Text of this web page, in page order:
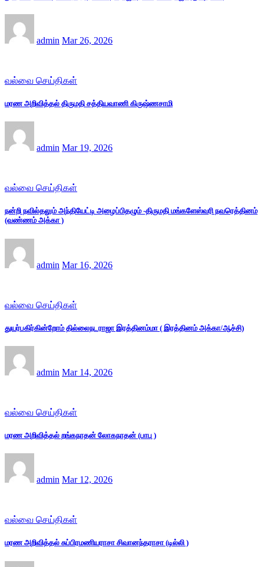
admin Mar 26, 2026
வல்வை செய்திகள்
மரண அறிவித்தல் திருமதி சத்தியவாணி கிருஷ்ணசாமி
admin Mar 19, 2026
வல்வை செய்திகள்
நன்றி நவில்தலும் அந்தியேட்டி அழைப்பிதழும் -திருமதி மங்களேஸ்வரி நவரெத்தினம்
(வண்ணம் அக்கா )
admin Mar 16, 2026
வல்வை செய்திகள்
துயர்பகிர்கின்றோம் தில்லைநடராஜா இரத்தினம்மா ( இரத்தினம் அக்கா/ஆச்சி)
admin Mar 14, 2026
வல்வை செய்திகள்
மரண அறிவித்தல் றங்கநாதன் லோகநாதன் (பாபு )
admin Mar 12, 2026
வல்வை செய்திகள்
மரண அறிவித்தல் சுப்பிரமணியராசா சிவானந்தராசா (டில்லி )